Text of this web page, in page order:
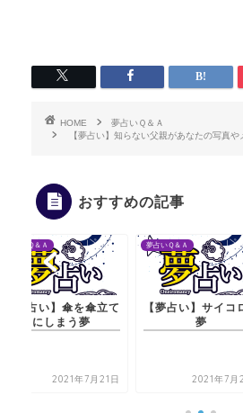
HOME
夢占いＱ＆Ａ
【夢占い】知らない父親があなたの写真
おすすめの記事
夢占いＱ＆Ａ
【夢占い】傘を傘立て
にしまう夢
2021年7月21日
夢占いＱ＆Ａ
【夢占い】サイコ
夢
2021年7月